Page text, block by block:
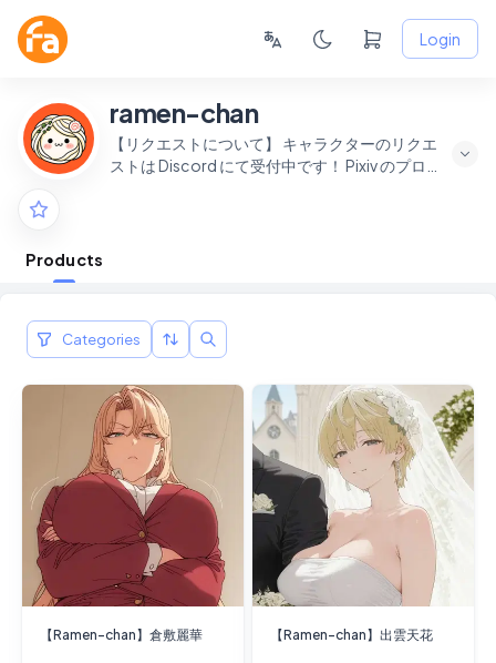
Login
ramen-chan
【リクエストについて】 キャラクターのリクエ
ストは Discord にて受付中です！ Pixiv のプロフ
Products
Categories
【Ramen-chan】倉敷麗華 【Ramen-chan】出雲天花